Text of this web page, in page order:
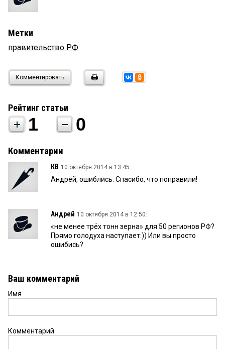
Метки
правительство РФ
Комментировать
Рейтинг статьи
1 0
Комментарии
КВ 10 октября 2014 в 13:45:
Андрей, ошиблись. Спасибо, что поправили!
Андрей 10 октября 2014 в 12:50:
«не менее трёх тонн зерна» для 50 регионов РФ?
Прямо голодуха наступает:)) Или вы просто
ошибись?
Ваш комментарий
Имя
Комментарий